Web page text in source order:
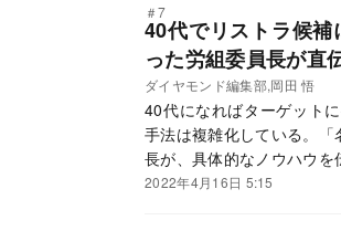
＃7
40代でリストラ候
った労組委員長が直
ダイヤモンド編集部,岡田 悟
40代になればターゲット
手法は複雑化している。
長が、具体的なノウハウを
2022年4月16日 5:15